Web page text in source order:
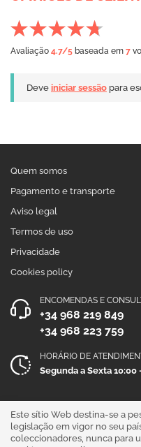
Avaliação 4.7/5 baseada em 7
Deve iniciar sessão para
Quem somos
Pagamento e transporte
Aviso legal
Termos de uso
Privacidade
Cookies policy
ENCOMENDAS E
+34 968 219 849
+34 968 223 759
HORÁRIO DE
Segunda a Sexta 10:00
Este sítio Web destina-se a
legislação em vigor no seu
coleccionadores, nunca para